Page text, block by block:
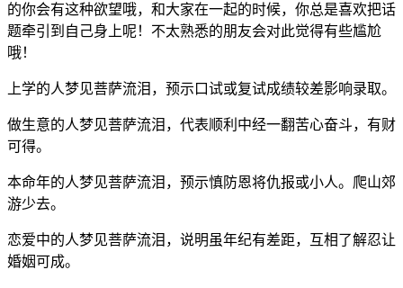
的你会有这种欲望哦，和大家在一起的时候，你总是喜欢把话
题牵引到自己身上呢！不太熟悉的朋友会对此觉得有些尴尬
哦！
上学的人梦见菩萨流泪，预示口试或复试成绩较差影响录取。
做生意的人梦见菩萨流泪，代表顺利中经一翻苦心奋斗，有财
可得。
本命年的人梦见菩萨流泪，预示慎防恩将仇报或小人。爬山郊
游少去。
恋爱中的人梦见菩萨流泪，说明虽年纪有差距，互相了解忍让
婚姻可成。